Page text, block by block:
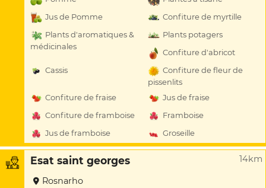
Jus de Pomme
Confiture de myrtille
Plants d'aromatiques &
médicinales
Plants potagers
Confiture d'abricot
Cassis
Confiture de fleur de
pissenlits
Confiture de fraise
Jus de fraise
Confiture de framboise
Framboise
Jus de framboise
Groseille
Esat saint georges 14km
Rosnarho